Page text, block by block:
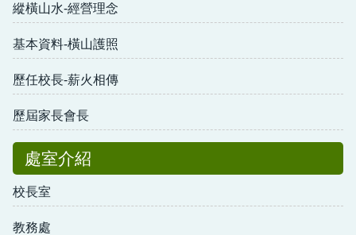
縱橫山水-經營理念
基本資料-橫山護照
歷任校長-薪火相傳
歷屆家長會長
處室介紹
校長室
教務處